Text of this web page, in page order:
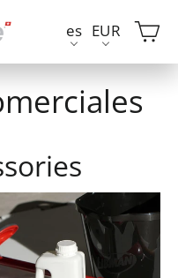
EUR
es